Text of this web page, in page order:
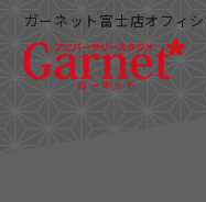
ガーネット富士店オフィ